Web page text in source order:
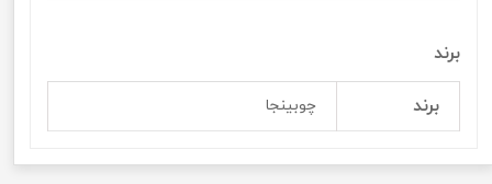
برند
برند چوبینجا